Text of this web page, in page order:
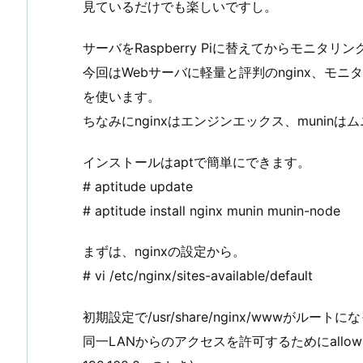
見ているだけでも楽しいですし。
サーバをRaspberry Piに替えてからモニタリン
今回はWebサーバに軽量と評判のnginx、モニ
を使います。
ちなみにnginxはエンジンエックス、muninは
インストールはaptで簡単にできます。
# aptitude update
# aptitude install nginx munin munin-node
まずは、nginxの設定から。
# vi /etc/nginx/sites-available/default
初期設定で/usr/share/nginx/wwwがルートに
同一LANからのアクセスを許可するために